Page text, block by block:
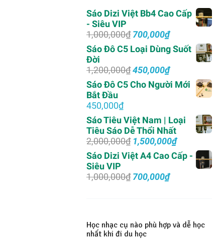
Sáo Dizi Việt Bb4 Cao Cấp
- Siêu VIP
1,000,000₫ Giá
gốc
là:
1,000,000₫.
700,000₫Giá
hiện
tại
là:
Sáo Đô C5 Loại Dùng Suốt
Đời
1,200,000₫Giá
gốc
là:
450,000₫Giá
hiện
tại
Sáo Đô C5 Cho Người Mới
Bắt Đầu
450,000₫
Sáo Tiêu Việt Nam | Loại
Tiêu Sáo Dễ Thổi Nhất
2,000,000₫ Giá
gốc
là:
2,000,000₫.
1,500,000₫Giá
hiện
tại
Sáo Dizi Việt A4 Cao Cấp -
Siêu VIP
1,000,000₫ Giá
700,000₫Giá
700,000₫.
Học nhạc cụ nào phù hợp và dễ học
nhất khi đi du học